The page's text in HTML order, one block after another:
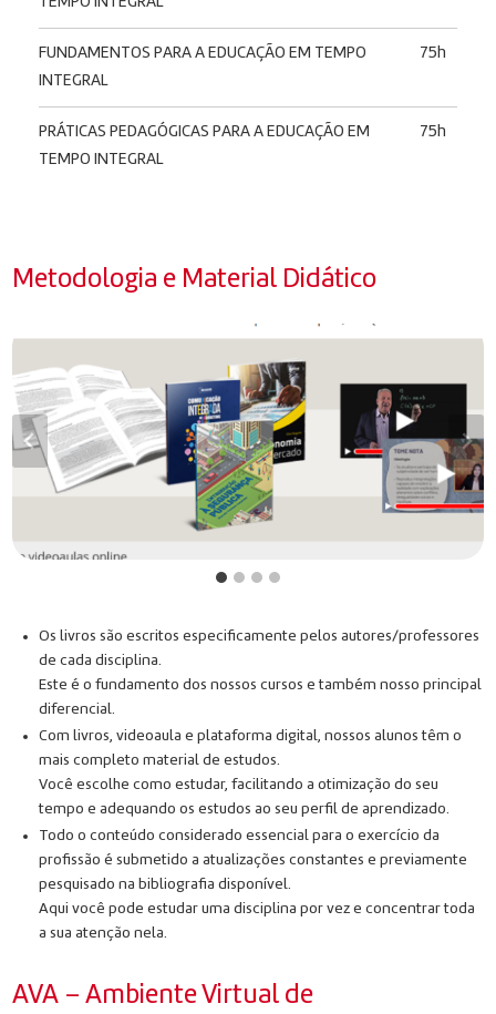
FUNDAMENTOS PARA A EDUCAÇÃO EM TEMPO
INTEGRAL
75h
PRÁTICAS PEDAGÓGICAS PARA A EDUCAÇÃO EM
TEMPO INTEGRAL
75h
Metodologia e Material Didático
Os livros são escritos especificamente pelos autores/professores
de cada disciplina.
Este é o fundamento dos nossos cursos e também nosso principal
diferencial.
Com livros, videoaula e plataforma digital, nossos alunos têm o
mais completo material de estudos.
Você escolhe como estudar, facilitando a otimização do seu
tempo e adequando os estudos ao seu perfil de aprendizado.
Todo o conteúdo considerado essencial para o exercício da
profissão é submetido a atualizações constantes e previamente
pesquisado na bibliografia disponível.
Aqui você pode estudar uma disciplina por vez e concentrar toda
a sua atenção nela.
AVA – Ambiente Virtual de